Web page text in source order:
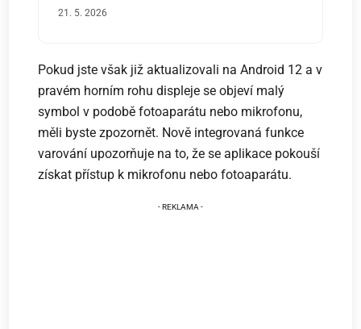
21. 5. 2026
Pokud jste však již aktualizovali na Android 12 a v
pravém horním rohu displeje se objeví malý
symbol v podobě fotoaparátu nebo mikrofonu,
měli byste zpozornět. Nově integrovaná funkce
varování upozorňuje na to, že se aplikace pokouší
získat přístup k mikrofonu nebo fotoaparátu.